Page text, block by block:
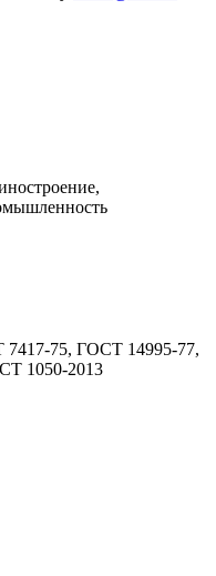
75, ГОСТ 14995-77,
1050-2013